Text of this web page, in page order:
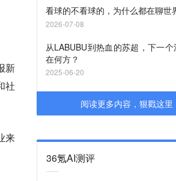
新
社
来
看球的不看球的，为什么都在聊世
2026-07-08
从LABUBU到热血的苏超，下一个
在何方？
2025-06-20
阅读更多内容，狠戳这里
36氪AI测评